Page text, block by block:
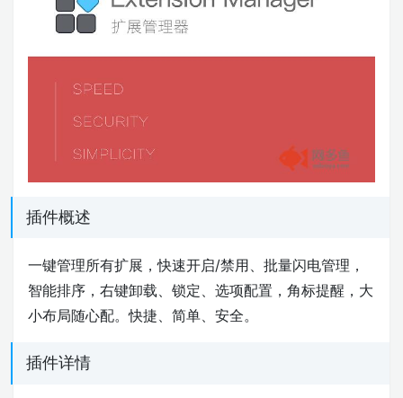
插件概述
一键管理所有扩展，快速开启/禁用、批量闪电管理，
智能排序，右键卸载、锁定、选项配置，角标提醒，大
小布局随心配。快捷、简单、安全。
插件详情